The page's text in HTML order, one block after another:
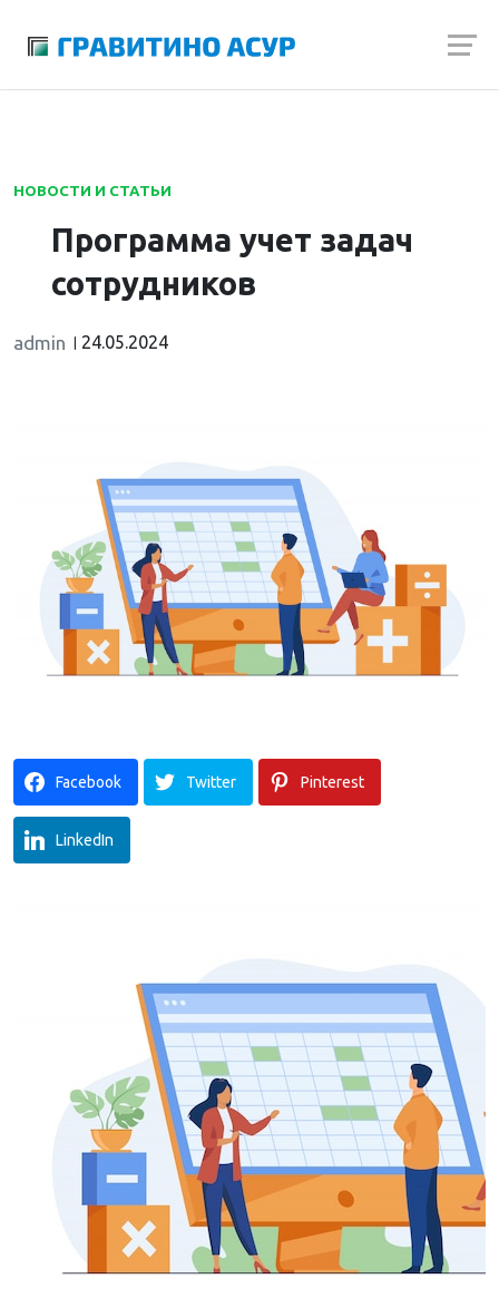
НОВОСТИ И СТАТЬИ
Программа учет задач
сотрудников
admin 24.05.2024
Facebook Twitter Pinterest
LinkedIn